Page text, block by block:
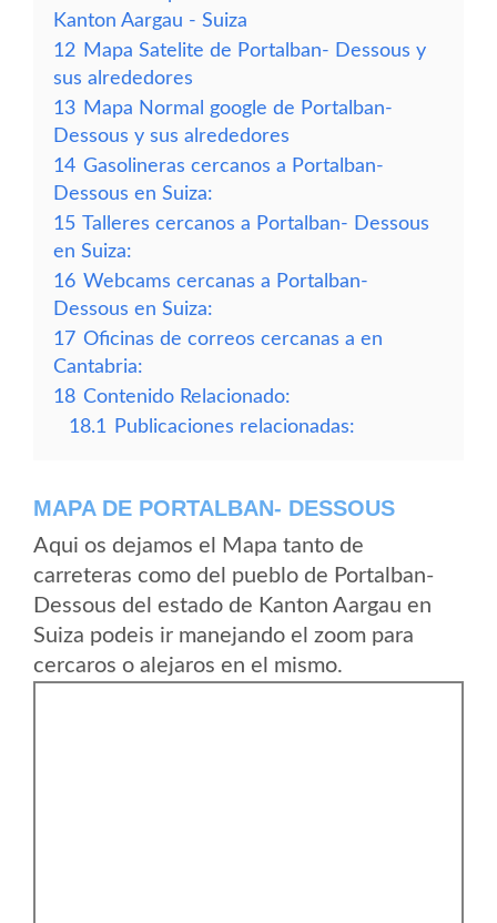
Kanton Aargau - Suiza
12 Mapa Satelite de Portalban- Dessous y
sus alrededores
13 Mapa Normal google de Portalban-
Dessous y sus alrededores
14 Gasolineras cercanos a Portalban-
Dessous en Suiza:
15 Talleres cercanos a Portalban- Dessous
en Suiza:
16 Webcams cercanas a Portalban-
Dessous en Suiza:
17 Oficinas de correos cercanas a en
Cantabria:
18 Contenido Relacionado:
18.1
Publicaciones relacionadas:
MAPA DE PORTALBAN- DESSOUS
Aqui os dejamos el Mapa tanto de
carreteras como del pueblo de Portalban-
Dessous del estado de Kanton Aargau en
Suiza podeis ir manejando el zoom para
cercaros o alejaros en el mismo.